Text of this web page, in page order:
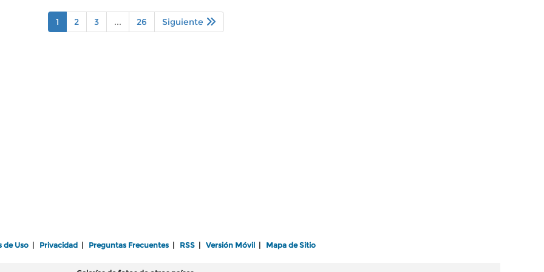
1 2 3 ... 26 Siguiente
de Uso Privacidad Preguntas Frecuentes RSS Versión Móvil Mapa de Sitio